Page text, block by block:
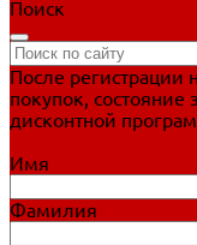
Поиск
После регистрации
покупок, состояние
дисконтной
Имя
Фамилия